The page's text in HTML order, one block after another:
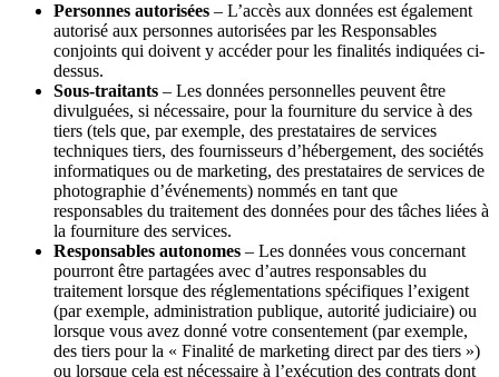
Personnes autorisées – L’accès aux données est également
autorisé aux personnes autorisées par les Responsables
conjoints qui doivent y accéder pour les finalités indiquées ci-
dessus.
Sous-traitants – Les données personnelles peuvent être
divulguées, si nécessaire, pour la fourniture du service à des
tiers (tels que, par exemple, des prestataires de services
techniques tiers, des fournisseurs d’hébergement, des sociétés
informatiques ou de marketing, des prestataires de services de
photographie d’événements) nommés en tant que
responsables du traitement des données pour des tâches liées à
la fourniture des services.
Responsables autonomes – Les données vous concernant
pourront être partagées avec d’autres responsables du
traitement lorsque des réglementations spécifiques l’exigent
(par exemple, administration publique, autorité judiciaire) ou
lorsque vous avez donné votre consentement (par exemple,
des tiers pour la « Finalité de marketing direct par des tiers »)
ou lorsque cela est nécessaire à l’exécution des contrats dont